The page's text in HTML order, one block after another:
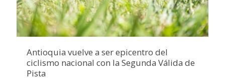
Antioquia vuelve a ser epicentro del
ciclismo nacional con la Segunda Válida de
Pista